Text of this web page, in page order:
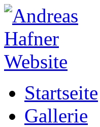
Startseite
Gallerie